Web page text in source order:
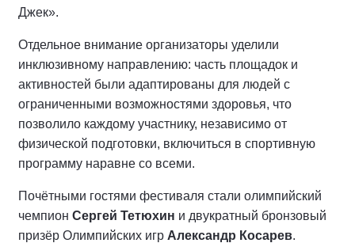
Джек».
Отдельное внимание организаторы уделили
инклюзивному направлению: часть площадок и
активностей были адаптированы для людей с
ограниченными возможностями здоровья, что
позволило каждому участнику, независимо от
физической подготовки, включиться в спортивную
программу наравне со всеми.
Почётными гостями фестиваля стали олимпийский
чемпион Сергей Тетюхин и двукратный бронзовый
призёр Олимпийских игр Александр Косарев.